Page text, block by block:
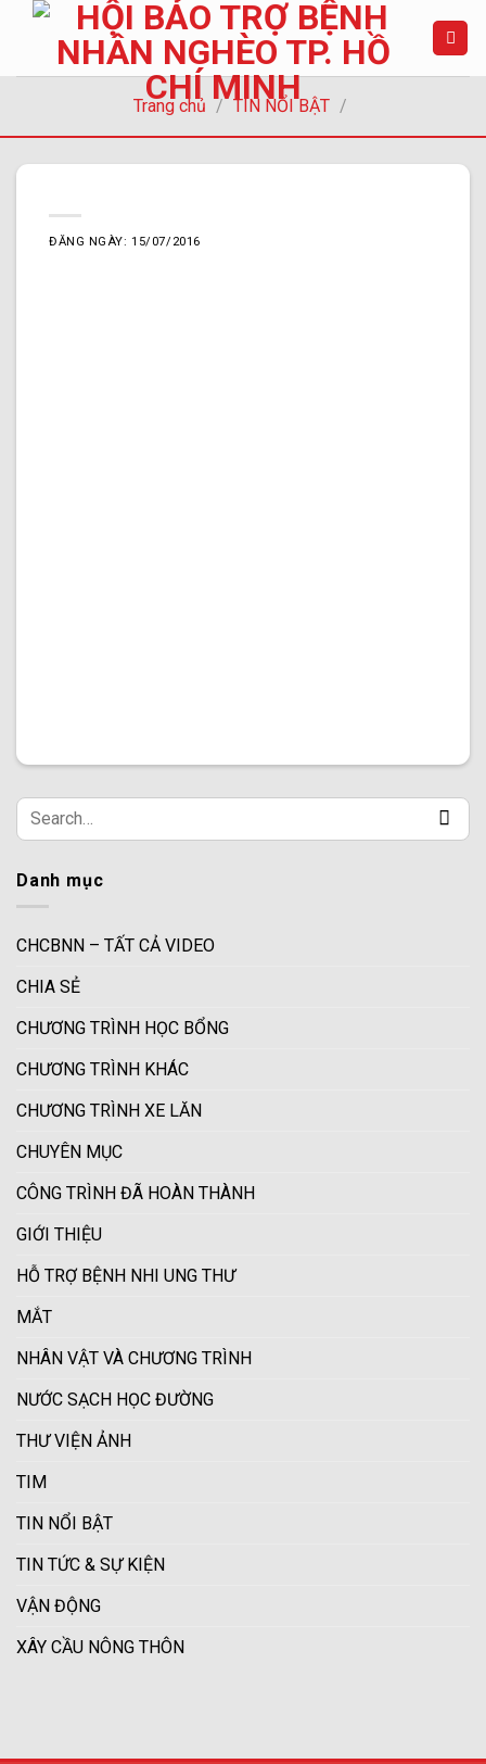
Chuyển
Trang chủ / TIN NỔI BẬT /
ĐĂNG NGÀY: 15/07/2016
Danh mục
CHCBNN – TẤT CẢ VIDEO
CHIA SẺ
CHƯƠNG TRÌNH HỌC BỔNG
CHƯƠNG TRÌNH KHÁC
CHƯƠNG TRÌNH XE LĂN
CHUYÊN MỤC
CÔNG TRÌNH ĐÃ HOÀN THÀNH
GIỚI THIỆU
HỖ TRỢ BỆNH NHI UNG THƯ
MẮT
NHÂN VẬT VÀ CHƯƠNG TRÌNH
NƯỚC SẠCH HỌC ĐƯỜNG
THƯ VIỆN ẢNH
TIM
TIN NỔI BẬT
TIN TỨC & SỰ KIỆN
VẬN ĐỘNG
XÂY CẦU NÔNG THÔN